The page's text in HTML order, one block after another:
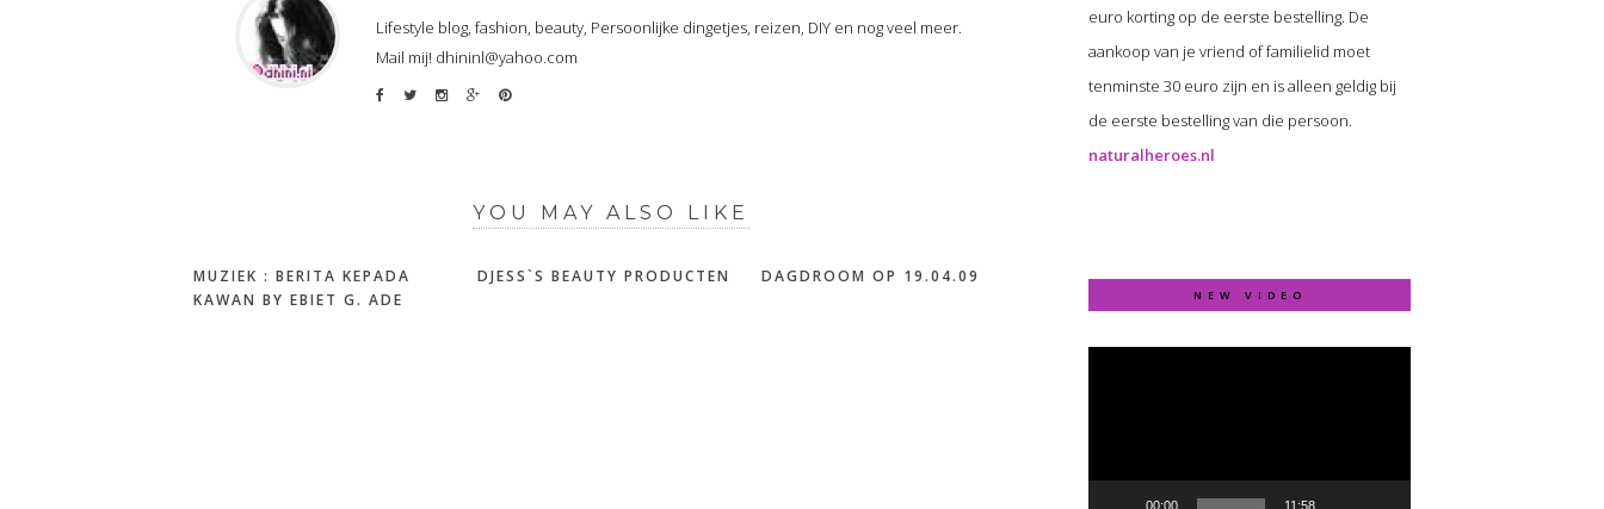
Lifestyle blog, fashion, beauty, Persoonlijke dingetjes, reizen, DIY en nog veel meer.
Mail mij! dhininl@yahoo.com
YOU MAY ALSO LIKE
MUZIEK : BERITA KEPADA
KAWAN BY EBIET G. ADE
DJESS`S BEAUTY PRODUCTEN DAGDROOM OP 19.04.09
euro korting op de eerste bestelling. De
aankoop van je vriend of familielid moet
tenminste 30 euro zijn en is alleen geldig bij
de eerste bestelling van die persoon.
naturalheroes.nl
NEW VIDEO
Video
00:00 11:58